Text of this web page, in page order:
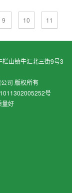
9 10 11
山镇牛汇北三街9号3
司 版权所有
号
量好